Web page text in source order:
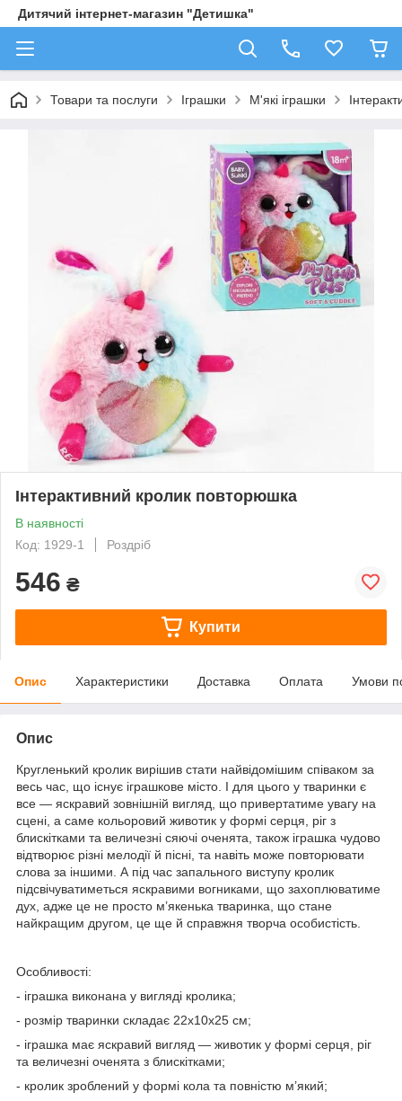
Дитячий інтернет-магазин "Детишка"
Товари та послуги Іграшки М'які іграшки
Інтерактивний кролик повторюшка
В наявності
Код: 1929-1
Роздріб
546 ₴
Купити
Опис Характеристики Доставка Оплата Умови
Опис
Кругленький кролик вирішив стати найвідомішим співаком за
весь час, що існує іграшкове місто. І для цього у тваринки є
все — яскравий зовнішній вигляд, що привертатиме увагу на
сцені, а саме кольоровий животик у формі серця, ріг з
блискітками та величезні сяючі оченята, також іграшка чудово
відтворює різні мелодії й пісні, та навіть може повторювати
слова за іншими. А під час запального виступу кролик
підсвічуватиметься яскравими вогниками, що захоплюватиме
дух, адже це не просто м’якенька тваринка, що стане
найкращим другом, це ще й справжня творча особистість.
Особливості:
- іграшка виконана у вигляді кролика;
- розмір тваринки складає 22х10х25 см;
- іграшка має яскравий вигляд — животик у формі серця, ріг
та величезні оченята з блискітками;
- кролик зроблений у формі кола та повністю м’який;